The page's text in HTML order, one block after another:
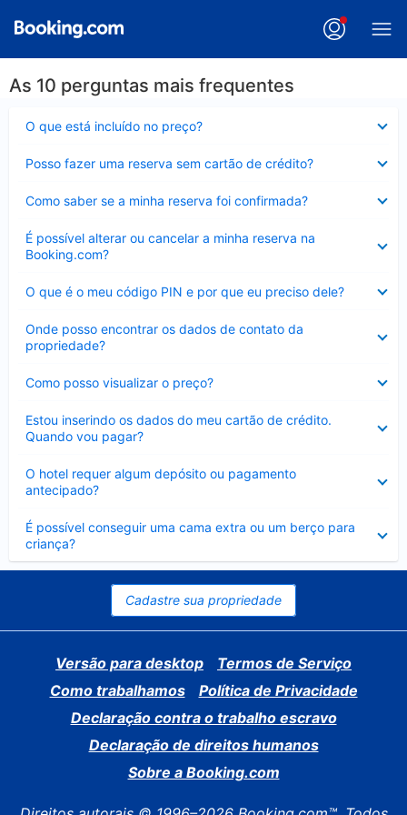
As 10 perguntas mais frequentes
O que está incluído no preço?
Posso fazer uma reserva sem cartão de crédito?
Como saber se a minha reserva foi confirmada?
É possível alterar ou cancelar a minha reserva na
Booking.com?
Contraído
O que é o meu código PIN e por que eu preciso dele?
Onde posso encontrar os dados de contato da
propriedade?
Como posso visualizar o preço?
Estou inserindo os dados do meu cartão de crédito.
Quando vou pagar?
O hotel requer algum depósito ou pagamento
antecipado?
É possível conseguir uma cama extra ou um berço para
criança?
Contraído
Cadastre sua propriedade
Versão para desktop
Termos de Serviço
Como trabalhamos
Política de Privacidade
Declaração contra o trabalho escravo
Declaração de direitos humanos
Sobre a Booking.com